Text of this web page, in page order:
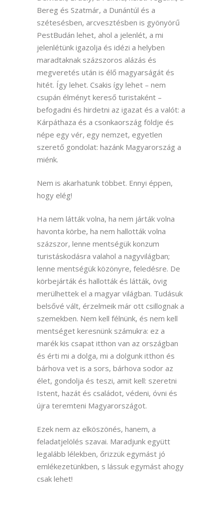
Bereg és Szatmár, a Dunántúl és a
szétesésben, arcvesztésben is gyönyörű
PestBudán lehet, ahol a jelenlét, a mi
jelenlétünk igazolja és idézi a helyben
maradtaknak százszoros alázás és
megveretés után is élő magyarságát és
hitét. Így lehet. Csakis így lehet – nem
csupán élményt kereső turistaként –
befogadni és hirdetni az igazat és a valót: a
Kárpáthaza és a csonkaország földje és
népe egy vér, egy nemzet, egyetlen
szerető gondolat: hazánk Magyarország a
miénk.
Nem is akarhatunk többet. Ennyi éppen,
hogy elég!
Ha nem látták volna, ha nem járták volna
havonta körbe, ha nem hallották volna
százszor, lenne mentségük konzum
turistáskodásra valahol a nagyvilágban;
lenne mentségük közönyre, feledésre. De
körbejárták és hallották és látták, övig
merülhettek el a magyar világban. Tudásuk
belsővé vált, érzelmeik már ott csillognak a
szemekben. Nem kell félnünk, és nem kell
mentséget keresnünk számukra: ez a
marék kis csapat itthon van az országban
és érti mi a dolga, mi a dolgunk itthon és
bárhova vet is a sors, bárhova sodor az
élet, gondolja és teszi, amit kell: szeretni
Istent, hazát és családot, védeni, óvni és
újra teremteni Magyarországot.
Ezek nem az elköszönés, hanem, a
feladatjelölés szavai. Maradjunk együtt
legalább lélekben, őrizzük egymást jó
emlékezetünkben, s lássuk egymást ahogy
csak lehet!